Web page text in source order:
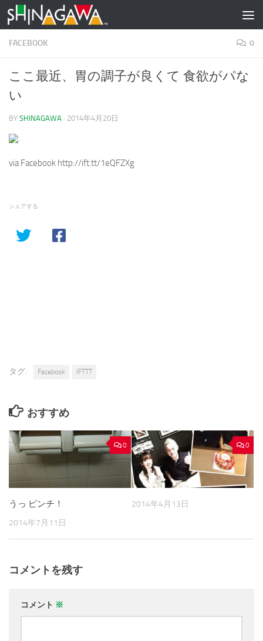
コンテンツへスキップ
FACEBOOK 0
ここ最近、胃の調子が良くて 食欲がパな
い
BY SHINAGAWA · 2014年4月20日
via Facebook http://ift.tt/1eQFZXg
シェアする
タグ: Facebook IFTTT
おすすめ
0
うっ ピンチ！
2014年7月11日
0
2014年4月13日
コメントを残す
コメント ※